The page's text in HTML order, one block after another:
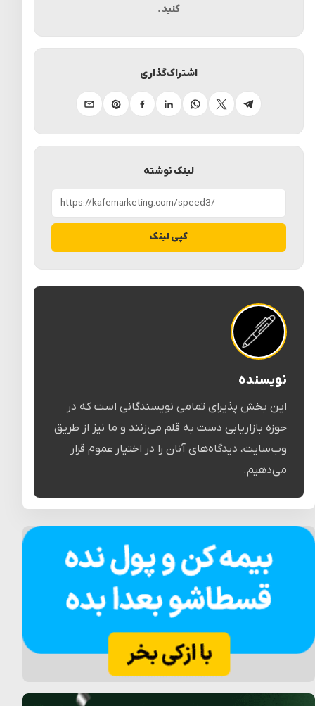
کنید.
لینک نوشته
کپی لینک
اشتراک‌گذاری
تلگرامایکسواتساپلینکدینفیسبوکپینترستایمیل
نویسنده
این بخش پذیرای تمامی نویسندگانی است که در
حوزه بازاریابی دست به قلم می‌زنند و ما نیز از طریق
وب‌سایت، دیدگاه‌های آنان را در اختیار عموم قرار
می‌دهیم.